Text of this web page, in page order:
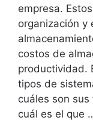
empresa.
organización y
costos de
productividad.
tipos de
cuáles son
cuál es el que